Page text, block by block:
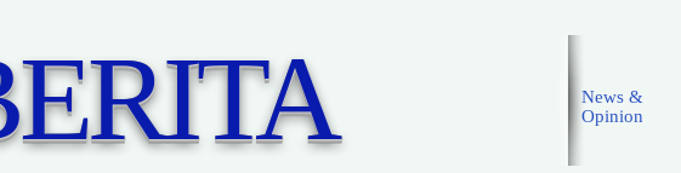
News &
Opinion